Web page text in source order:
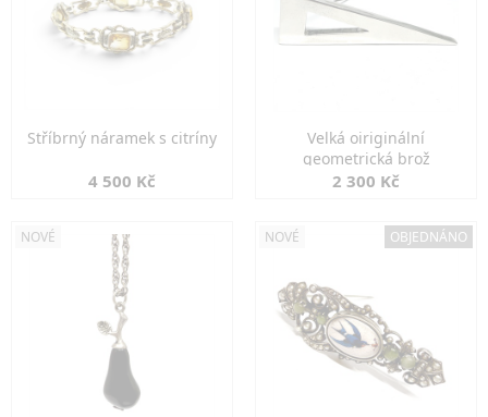
Stříbrný náramek s citríny
4 500 Kč
Velká oiriginální
geometrická brož
2 300 Kč
NOVÉ NOVÉ OBJEDNÁNO